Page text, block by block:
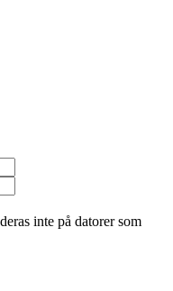
inte på datorer som